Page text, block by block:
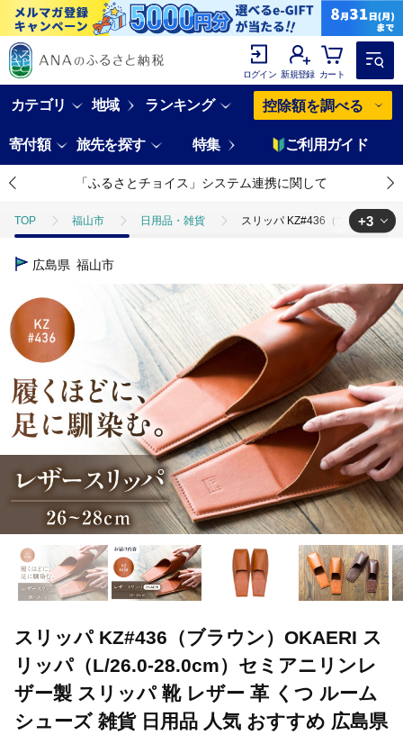
ログイン 新規登録 カート
カテゴリ 地域 ランキング 控除額を調べる
寄付額 旅先を探す 特集 ご利用ガイド
「ふるさとチョイス」システム連携に関して
TOP 福山市 日用品・雑貨 スリッパ KZ#436（ブラウン）
TOP
スリッパ KZ#436（ブラウン）OKAERI スリ
TOP ファッション 靴・スリッパ スリッパ KZ#436（ブラ
+3
広島県 福山市
スリッパ KZ#436（ブラウン）OKAERI ス
リッパ（L/26.0-28.0cm）セミアニリンレ
ザー製 スリッパ 靴 レザー 革 くつ ルーム
シューズ 雑貨 日用品 人気 おすすめ 広島県